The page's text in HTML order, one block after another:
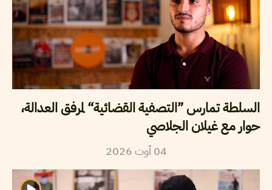
السلطة تمارس ”التصفية القضائية“ لمرفق العدالة،
حوار مع غيلان الجلاصي
04 أوت2026